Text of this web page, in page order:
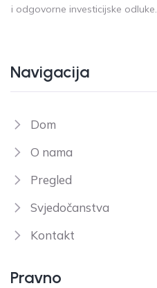
i odgovorne investicijske odluke.
Navigacija
Dom
O nama
Pregled
Svjedočanstva
Kontakt
Pravno